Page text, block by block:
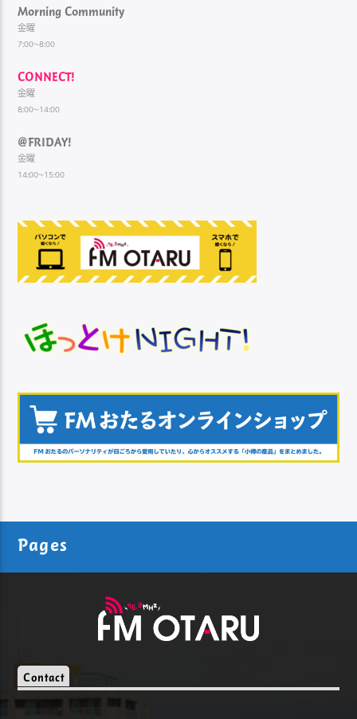
Morning Community
金曜
7:00~8:00
CONNECT!
金曜
8:00~14:00
@FRIDAY!
金曜
14:00~15:00
Pages
Contact